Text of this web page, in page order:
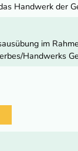
Handwerk der
im
Handwerks